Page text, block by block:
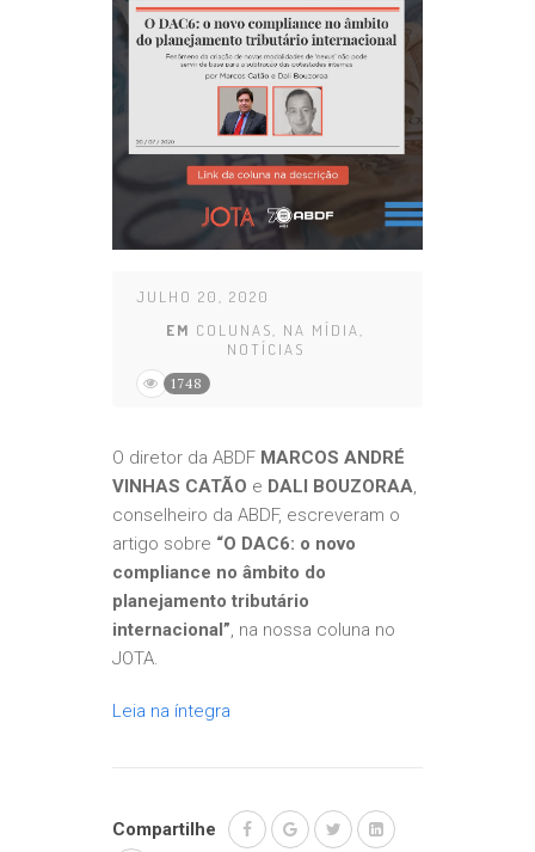
JULHO 20, 2020
EM COLUNAS NA MÍDIA
NOTÍCIAS
1748
O diretor da ABDF MARCOS ANDRÉ
VINHAS CATÃO e DALI BOUZORAA,
conselheiro da ABDF, escreveram o
artigo sobre “O DAC6: o novo
compliance no âmbito do
planejamento tributário
internacional”, na nossa coluna no
JOTA.
Leia na íntegra
Compartilhe